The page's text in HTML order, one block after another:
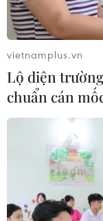
vietnamplus.vn
Lộ diện
chuẩn cán